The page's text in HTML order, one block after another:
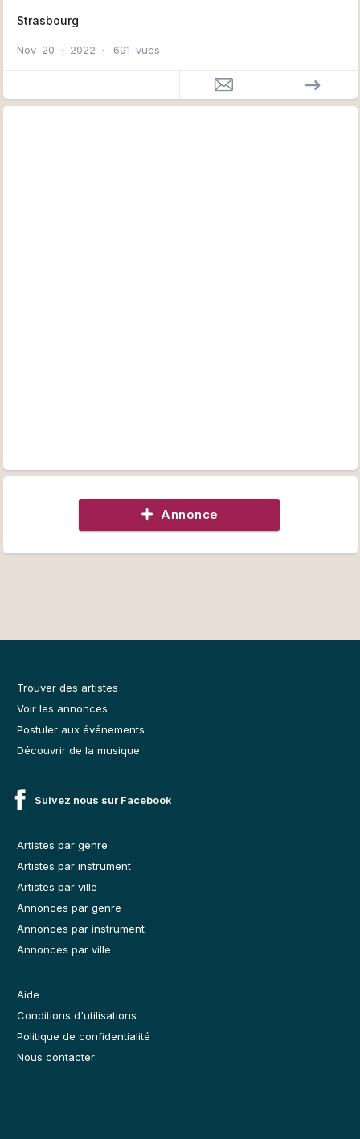
Strasbourg
Nov 20 ∙ 2022 ∙ 691 vues
Annonce
Trouver des artistes
Voir les annonces
Postuler aux événements
Découvrir de la musique
Suivez nous sur Facebook
Artistes par genre
Artistes par instrument
Artistes par ville
Annonces par genre
Annonces par instrument
Annonces par ville
Aide
Conditions d'utilisations
Politique de confidentialité
Nous contacter